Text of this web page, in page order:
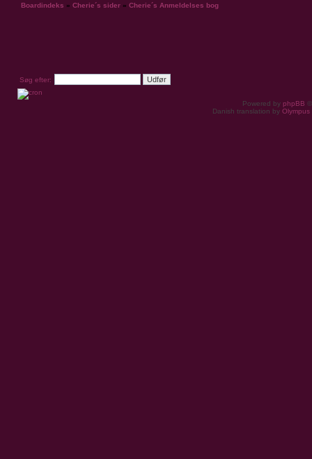
Boardindeks » Cherie´s sider » Cherie´s Anmeldelses bog
Søg efter:
Powered by phpBB
Danish translation by Olympus